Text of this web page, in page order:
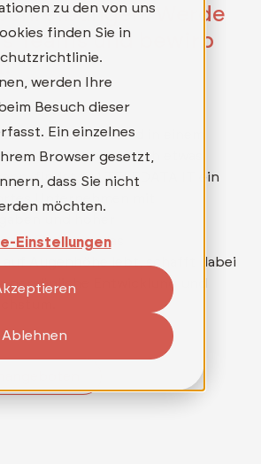
zu den von uns
finden Sie in
werden Ihre
Besuch dieser
Ein einzelnes
Browser gesetzt,
dass Sie nicht
möchten.
Einstellungen
Ablehnen
Werde
Teams und bewirb
einen Job sucht und in einem
in dem wirklich etwas
findet bei TELEDATA IT ein
Unternehmen mit
und hoher
Ein Team, das
auf Augenhöhe lebt, schafft dabei
persönliche Entwicklung und